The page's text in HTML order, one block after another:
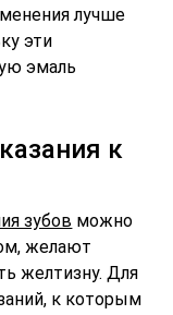
лучше
эти
эмаль
к
зубов можно
желают
желтизну. Для
к которым